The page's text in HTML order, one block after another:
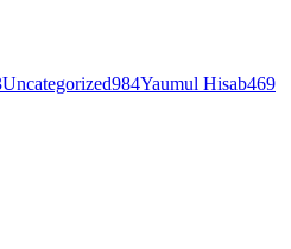
Uncategorized984Yaumul Hisab469